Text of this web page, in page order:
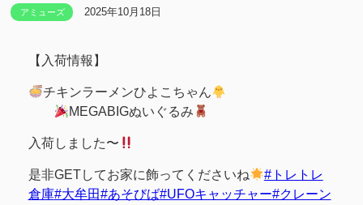
アミューズ 2025年10月18日
【入荷情報】
チキンラーメンひよこちゃん
MEGABIGぬいぐるみ
入荷しました〜
是非GETしてお家に飾ってくださいね
#トレトレ
倉庫#大牟田#あそびば#UFOキャッチャー#クレーン